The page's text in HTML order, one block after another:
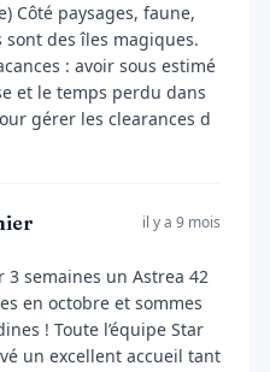
Côté paysages, faune,
des îles magiques.
: avoir sous estimé
et le temps perdu dans
gérer les clearances d
il y a 9 mois
3 semaines un Astrea 42
en octobre et sommes
! Toute l’équipe Star
un excellent accueil tant